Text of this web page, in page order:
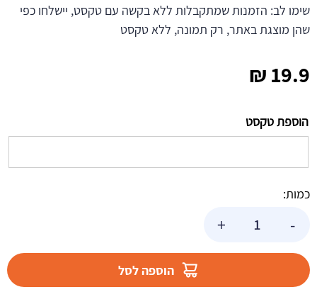
19.9
₪
הוספת טקסט
כמות:
-
+
הוספה לסל
שימו לב: הזמנות שמתקבלות ללא בקשה עם טקסט, יישלחו כפי
שהן מוצגת באתר, רק תמונה, ללא טקסט